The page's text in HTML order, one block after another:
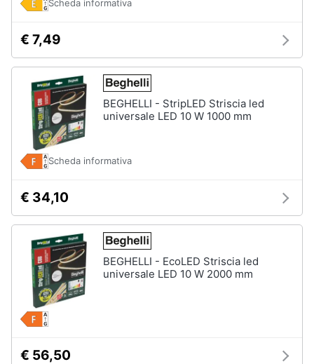
Scheda informativa
€ 7,49
BEGHELLI - StripLED Striscia led
universale LED 10 W 1000 mm
Scheda informativa
€ 34,10
BEGHELLI - EcoLED Striscia led
universale LED 10 W 2000 mm
€ 56,50